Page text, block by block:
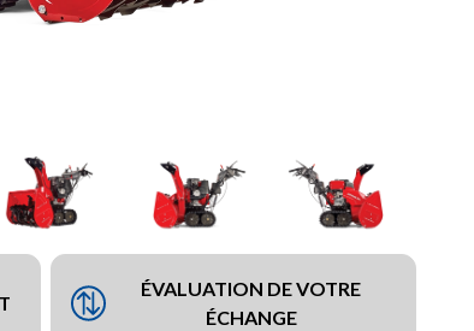
ÉVALUATION DE VOTRE
ÉCHANGE